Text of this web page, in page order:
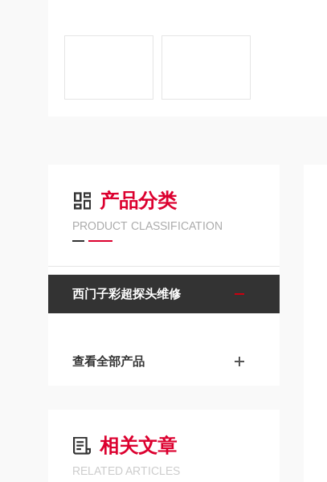
产品分类
PRODUCT CLASSIFICATION
西门子彩超探头维修
查看全部产品
相关文章
RELATED ARTICLES